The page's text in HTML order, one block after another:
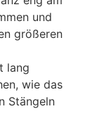
und
größeren
lang
wie das
Stängeln